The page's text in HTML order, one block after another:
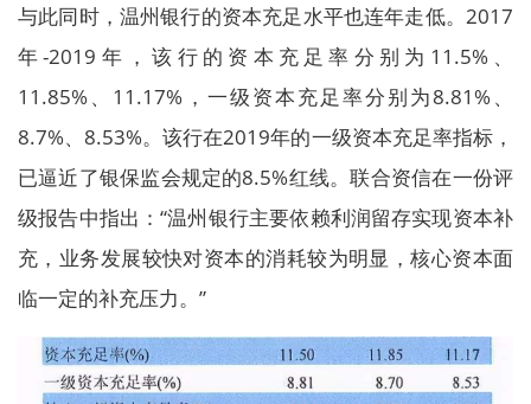
与此同时，温州银行的资本充足水平也连年走低。2017
年-2019年，该行的资本充足率分别为11.5%、
11.85%、11.17%，一级资本充足率分别为8.81%、
8.7%、8.53%。该行在2019年的一级资本充足率指标，
已逼近了银保监会规定的8.5%红线。联合资信在一份评
级报告中指出：“温州银行主要依赖利润留存实现资本补
充，业务发展较快对资本的消耗较为明显，核心资本面
临一定的补充压力。”